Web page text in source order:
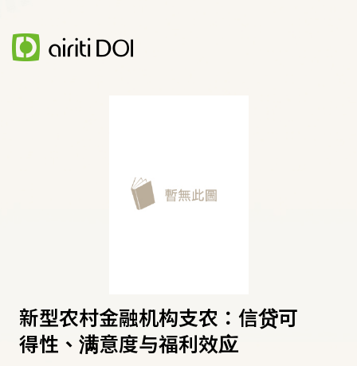
新型农村金融机构支农：信贷可
得性、满意度与福利效应